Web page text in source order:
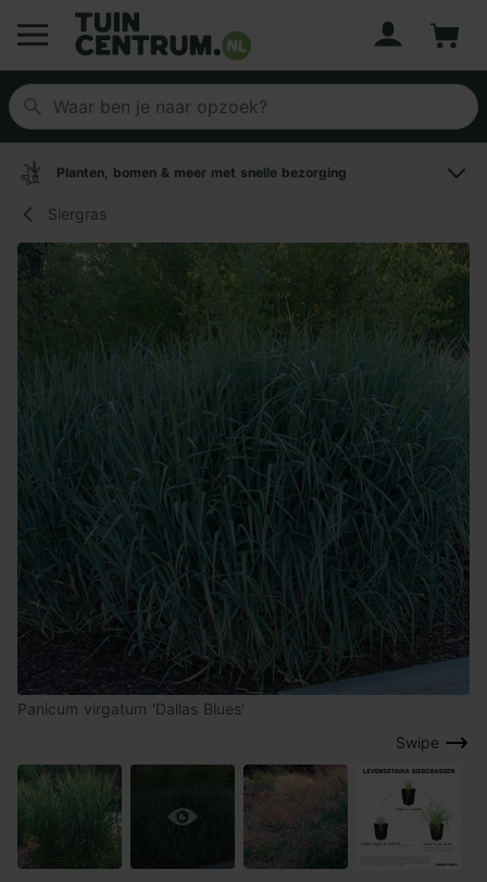
Logo Tuincentrum.nl
Planten, bomen & meer met snelle bezorging
Siergras
Swipe
Panicum virgatum 'Dallas Blues'